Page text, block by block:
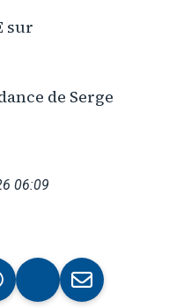
sur
de Serge
06:09